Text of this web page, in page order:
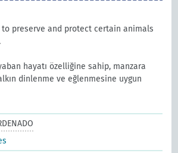
preserve and protect certain animals
hayatı özelliğine sahip, manzara
dinlenme ve eğlenmesine uygun